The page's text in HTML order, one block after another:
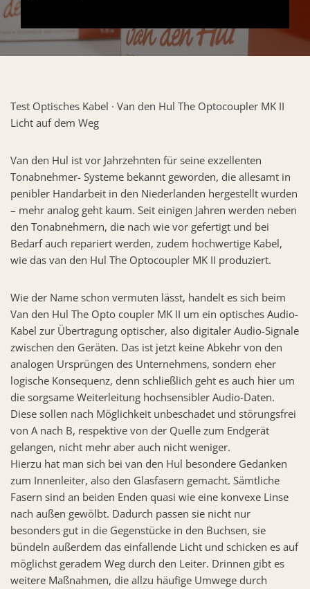
Test Optisches Kabel · Van den Hul The Optocoupler MK II
Licht auf dem Weg
Van den Hul ist vor Jahrzehnten für seine exzellenten
Tonabnehmer- Systeme bekannt geworden, die allesamt in
penibler Handarbeit in den Niederlanden hergestellt wurden
– mehr analog geht kaum. Seit einigen Jahren werden neben
den Tonabnehmern, die nach wie vor gefertigt und bei
Bedarf auch repariert werden, zudem hochwertige Kabel,
wie das van den Hul The Optocoupler MK II produziert.
Wie der Name schon vermuten lässt, handelt es sich beim
Van den Hul The Opto coupler MK II um ein optisches Audio-
Kabel zur Übertragung optischer, also digitaler Audio-Signale
zwischen den Geräten. Das ist jetzt keine Abkehr von den
analogen Ursprüngen des Unternehmens, sondern eher
logische Konsequenz, denn schließlich geht es auch hier um
die sorgsame Weiterleitung hochsensibler Audio-Daten.
Diese sollen nach Möglichkeit unbeschadet und störungsfrei
von A nach B, respektive von der Quelle zum Endgerät
gelangen, nicht mehr aber auch nicht weniger.
Hierzu hat man sich bei van den Hul besondere Gedanken
zum Innenleiter, also den Glasfasern gemacht. Sämtliche
Fasern sind an beiden Enden quasi wie eine konvexe Linse
nach außen gewölbt. Dadurch passen sie nicht nur
besonders gut in die Gegenstücke in den Buchsen, sie
bündeln außerdem das einfallende Licht und schicken es auf
möglichst geradem Weg durch den Leiter. Drinnen gibt es
weitere Maßnahmen, die allzu häufige Umwege durch